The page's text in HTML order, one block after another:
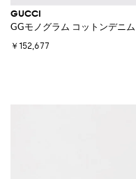
GUCCI
GGモノグラム コットンデニ
￥152,677